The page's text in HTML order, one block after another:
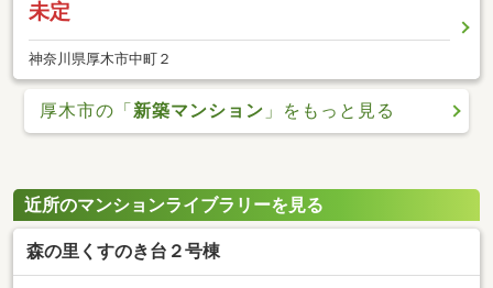
未定
神奈川県厚木市中町２
厚木市の「新築マンション 」をもっと見る
近所のマンションライブラリーを見る
森の里くすのき台２号棟